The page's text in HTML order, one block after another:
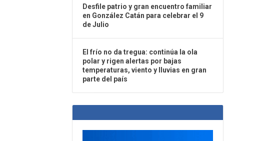
Desfile patrio y gran encuentro familiar
en González Catán para celebrar el 9
de Julio
El frío no da tregua: continúa la ola
polar y rigen alertas por bajas
temperaturas, viento y lluvias en gran
parte del país